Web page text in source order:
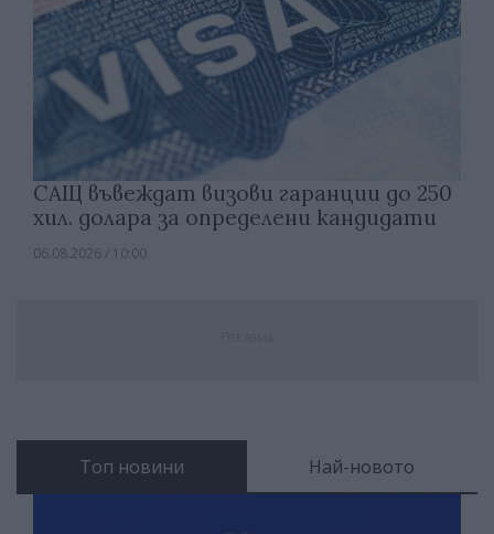
САЩ въвеждат визови гаранции до 250
хил. долара за определени кандидати
06.08.2026 / 10:00
Топ новини Най-новото